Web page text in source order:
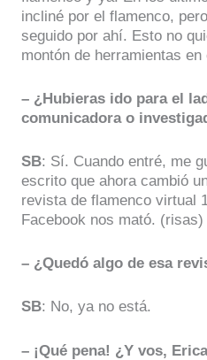
incliné por el flamenco,
seguido por ahí. Esto no
montón de herramientas en
– ¿Hubieras ido para el
comunicadora o
SB: Sí. Cuando entré, me
escrito que ahora cambió
revista de flamenco virtual
Facebook nos mató. (risas)
– ¿Quedó algo de esa
SB: No, ya no está.
– ¡Qué pena! ¿Y vos,